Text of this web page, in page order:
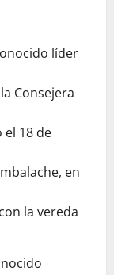
líder
Consejera
el 18 de
en
la vereda